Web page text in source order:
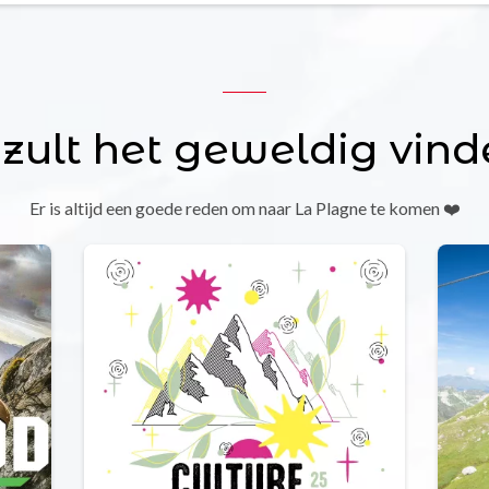
het geweldig
Er is altijd een goede reden om naar La Plagne te komen ❤️